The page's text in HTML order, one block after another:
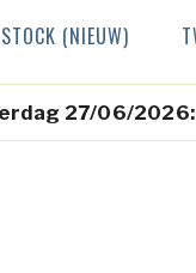
STOCK (NIEUW)
27/06/2026: